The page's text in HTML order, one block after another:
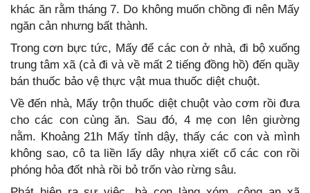
khác ăn rằm tháng 7. Do không muốn chồng đi nên Mấy
ngăn cản nhưng bất thành.
Trong cơn bực tức, Mấy để các con ở nhà, đi bộ xuống
trung tâm xã (cả đi và về mất 2 tiếng đồng hồ) đến quầy
bán thuốc bảo vệ thực vật mua thuốc diệt chuột.
Về đến nhà, Mấy trộn thuốc diệt chuột vào cơm rồi đưa
cho các con cùng ăn. Sau đó, 4 mẹ con lên giường
nằm. Khoảng 21h Mấy tỉnh dậy, thấy các con và mình
không sao, cô ta liền lấy dây nhựa xiết cổ các con rồi
phóng hỏa đốt nhà rồi bỏ trốn vào rừng sâu.